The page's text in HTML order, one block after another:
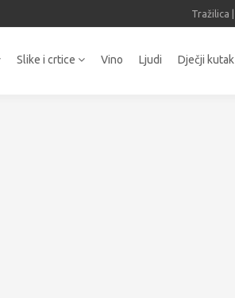
Tražilica
Slike i crtice Vino Ljudi Dječji kutak